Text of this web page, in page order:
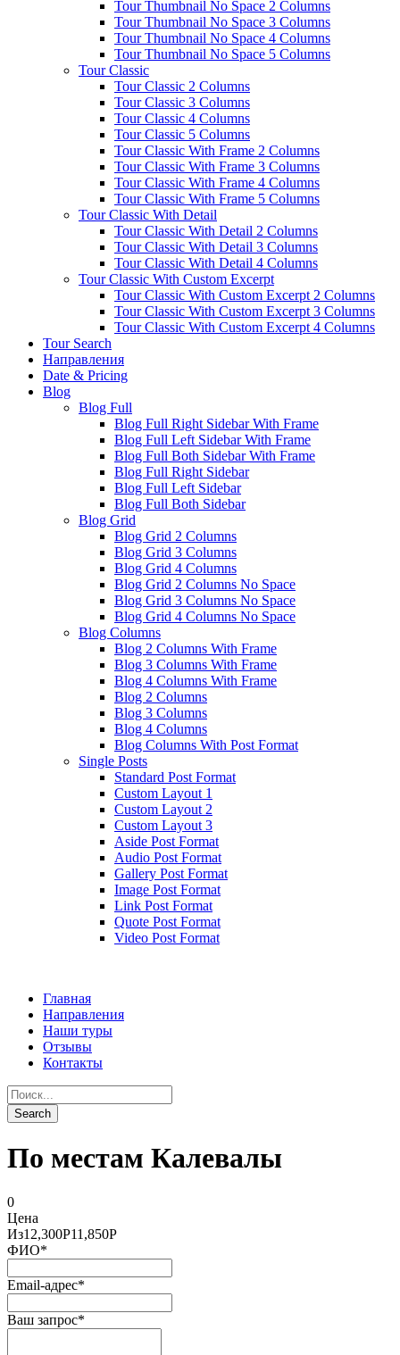
Tour Thumbnail No Space 2 Columns
Tour Thumbnail No Space 3 Columns
Tour Thumbnail No Space 4 Columns
Tour Thumbnail No Space 5 Columns
Tour Classic
Tour Classic 2 Columns
Tour Classic 3 Columns
Tour Classic 4 Columns
Tour Classic 5 Columns
Tour Classic With Frame 2 Columns
Tour Classic With Frame 3 Columns
Tour Classic With Frame 4 Columns
Tour Classic With Frame 5 Columns
Tour Classic With Detail
Tour Classic With Detail 2 Columns
Tour Classic With Detail 3 Columns
Tour Classic With Detail 4 Columns
Tour Classic With Custom Excerpt
Tour Classic With Custom Excerpt 2 Columns
Tour Classic With Custom Excerpt 3 Columns
Tour Classic With Custom Excerpt 4 Columns
Tour Search
Направления
Date & Pricing
Blog
Blog Full
Blog Full Right Sidebar With Frame
Blog Full Left Sidebar With Frame
Blog Full Both Sidebar With Frame
Blog Full Right Sidebar
Blog Full Left Sidebar
Blog Full Both Sidebar
Blog Grid
Blog Grid 2 Columns
Blog Grid 3 Columns
Blog Grid 4 Columns
Blog Grid 2 Columns No Space
Blog Grid 3 Columns No Space
Blog Grid 4 Columns No Space
Blog Columns
Blog 2 Columns With Frame
Blog 3 Columns With Frame
Blog 4 Columns With Frame
Blog 2 Columns
Blog 3 Columns
Blog 4 Columns
Blog Columns With Post Format
Single Posts
Standard Post Format
Custom Layout 1
Custom Layout 2
Custom Layout 3
Aside Post Format
Audio Post Format
Gallery Post Format
Image Post Format
Link Post Format
Quote Post Format
Video Post Format
Главная
Направления
Наши туры
Отзывы
Контакты
По местам Калевалы
0
Цена
Из12,300Р11,850Р
ФИО*
Email-адрес*
Ваш запрос*